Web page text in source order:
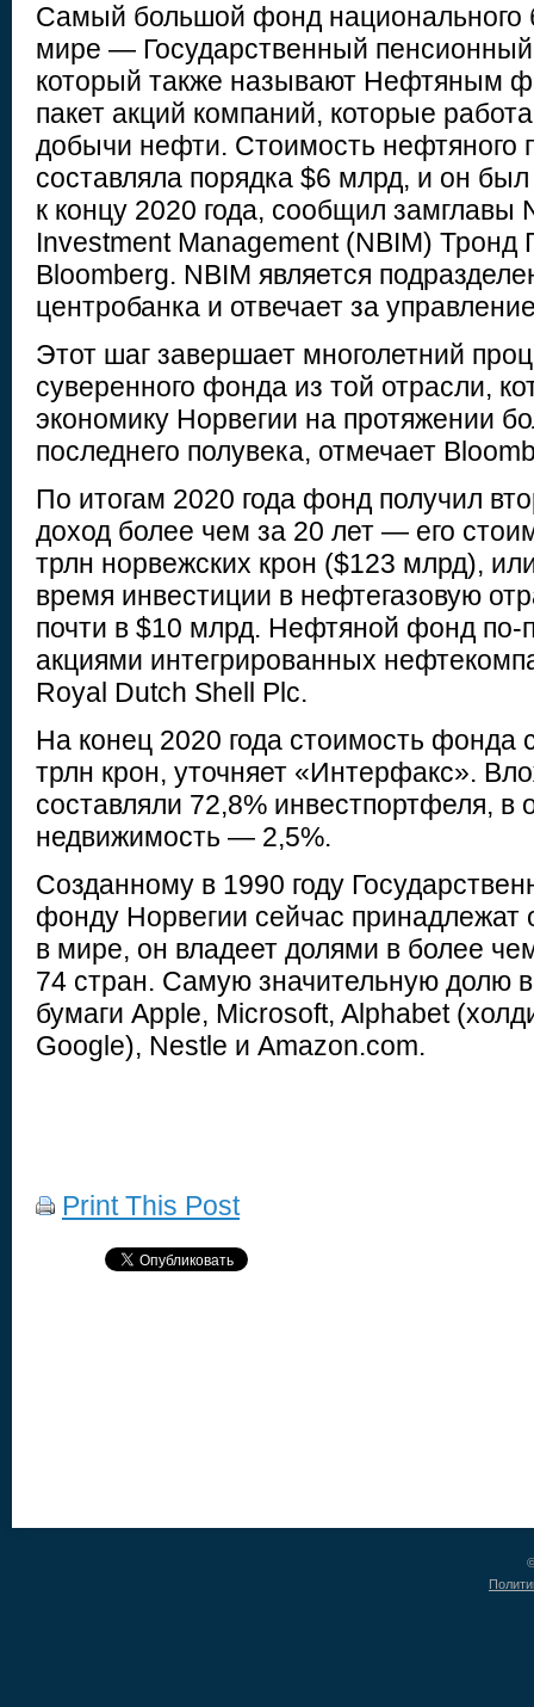
Самый большой фонд национального
мире — Государственный
который также называют Нефтяным
пакет акций компаний, которые
добычи нефти. Стоимость нефтяного
составляла порядка $6 млрд, и он
к концу 2020 года, сообщил замглавы
Investment Management (NBIM) Тронд
Bloomberg. NBIM является
центробанка и отвечает за
Этот шаг завершает многолетний
суверенного фонда из той отрасли,
экономику Норвегии на протяжении
последнего полувека, отмечает
По итогам 2020 года фонд получил
доход более чем за 20 лет — его
трлн норвежских крон ($123 млрд),
время инвестиции в нефтегазовую
почти в $10 млрд. Нефтяной фонд по-
акциями интегрированных
Royal Dutch Shell Plc.
На конец 2020 года стоимость фонда
трлн крон, уточняет «Интерфакс».
составляли 72,8% инвестпортфеля, в
недвижимость — 2,5%.
Созданному в 1990 году
фонду Норвегии сейчас принадлежат
в мире, он владеет долями в более
74 стран. Самую значительную долю
бумаги Apple, Microsoft, Alphabet
Google), Nestle и Amazon.com.
Print This Post